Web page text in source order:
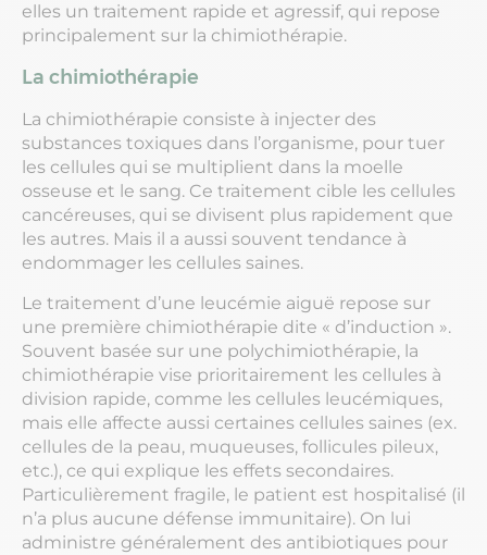
elles un traitement rapide et agressif, qui repose
principalement sur la chimiothérapie.
La chimiothérapie
La chimiothérapie consiste à injecter des
substances toxiques dans l’organisme, pour tuer
les cellules qui se multiplient dans la moelle
osseuse et le sang. Ce traitement cible les cellules
cancéreuses, qui se divisent plus rapidement que
les autres. Mais il a aussi souvent tendance à
endommager les cellules saines.
Le traitement d’une leucémie aiguë repose sur
une première chimiothérapie dite « d’induction ».
Souvent basée sur une polychimiothérapie, la
chimiothérapie vise prioritairement les cellules à
division rapide, comme les cellules leucémiques,
mais elle affecte aussi certaines cellules saines (ex.
cellules de la peau, muqueuses, follicules pileux,
etc.), ce qui explique les effets secondaires.
Particulièrement fragile, le patient est hospitalisé (il
n’a plus aucune défense immunitaire). On lui
administre généralement des antibiotiques pour